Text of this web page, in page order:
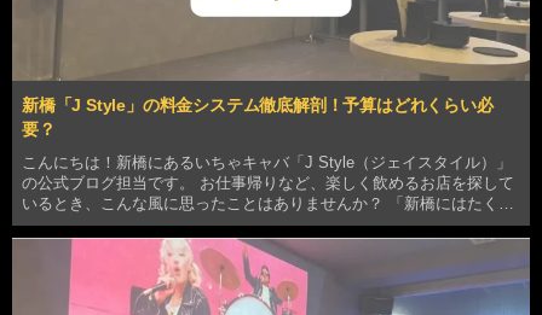
新橋「J Style」の料金システム徹底解剖！予算はどれくらい必
要？
こんにちは！新橋にあるいちゃキャバ「J Style（ジェイスタイル）」
の公式ブログ担当です。 お仕事帰りなど、楽しく飲めるお店を探して
いるとき、こんな風に思ったことはありませんか？ 「新橋にはたくさ
んお店があるけど、どこが本当におすすめなんだろう？」 「いちゃキ
ャバに行ってみたいけど、お会計がいくら…